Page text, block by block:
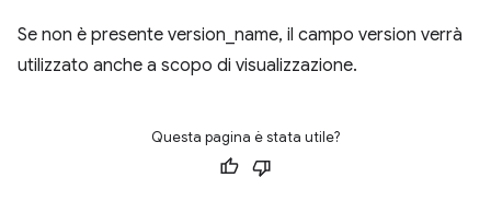
Se non è presente version_name, il campo version verrà
utilizzato anche a scopo di visualizzazione.
Questa pagina è stata utile?